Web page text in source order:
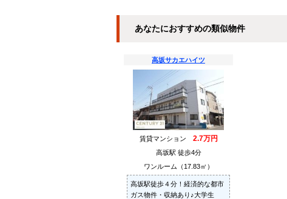
あなたにおすすめの類似物件
高坂サカエハイツ
賃貸マンション 2.7万円
高坂駅 徒歩4分
ワンルーム（17.83㎡）
高坂駅徒歩４分！経済的な都市
ガス物件・収納あり♪大学生